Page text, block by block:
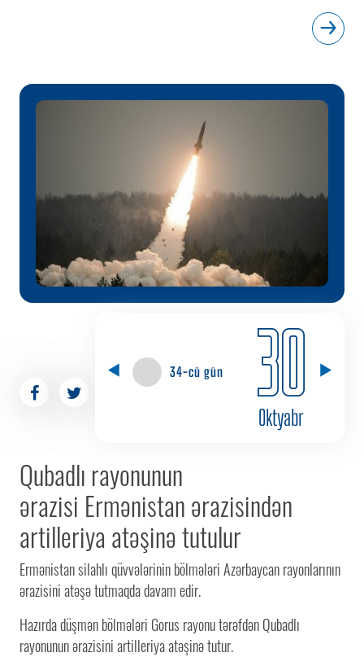
34-cü gün 30
Oktyabr
Qubadlı rayonunun
ərazisi Ermənistan ərazisindən
artilleriya atəşinə tutulur
Ermənistan silahlı qüvvələrinin bölmələri Azərbaycan rayonlarının
ərazisini atəşə tutmaqda davam edir.
Hazırda düşmən bölmələri Gorus rayonu tərəfdən Qubadlı
rayonunun ərazisini artilleriya atəşinə tutur.